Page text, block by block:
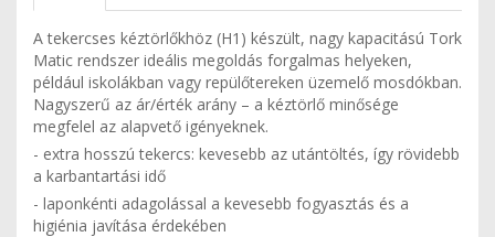
A tekercses kéztörlőkhöz (H1) készült, nagy kapacitású Tork
Matic rendszer ideális megoldás forgalmas helyeken,
például iskolákban vagy repülőtereken üzemelő mosdókban.
Nagyszerű az ár/érték arány – a kéztörlő minősége
megfelel az alapvető igényeknek.
- extra hosszú tekercs: kevesebb az utántöltés, így rövidebb
a karbantartási idő
- laponkénti adagolással a kevesebb fogyasztás és a
higiénia javítása érdekében